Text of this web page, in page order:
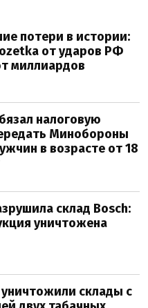
потери в истории:
от ударов РФ
миллиардов
налоговую
Минобороны
в возрасте от 18
склад Bosch:
уничтожена
уничтожили склады с